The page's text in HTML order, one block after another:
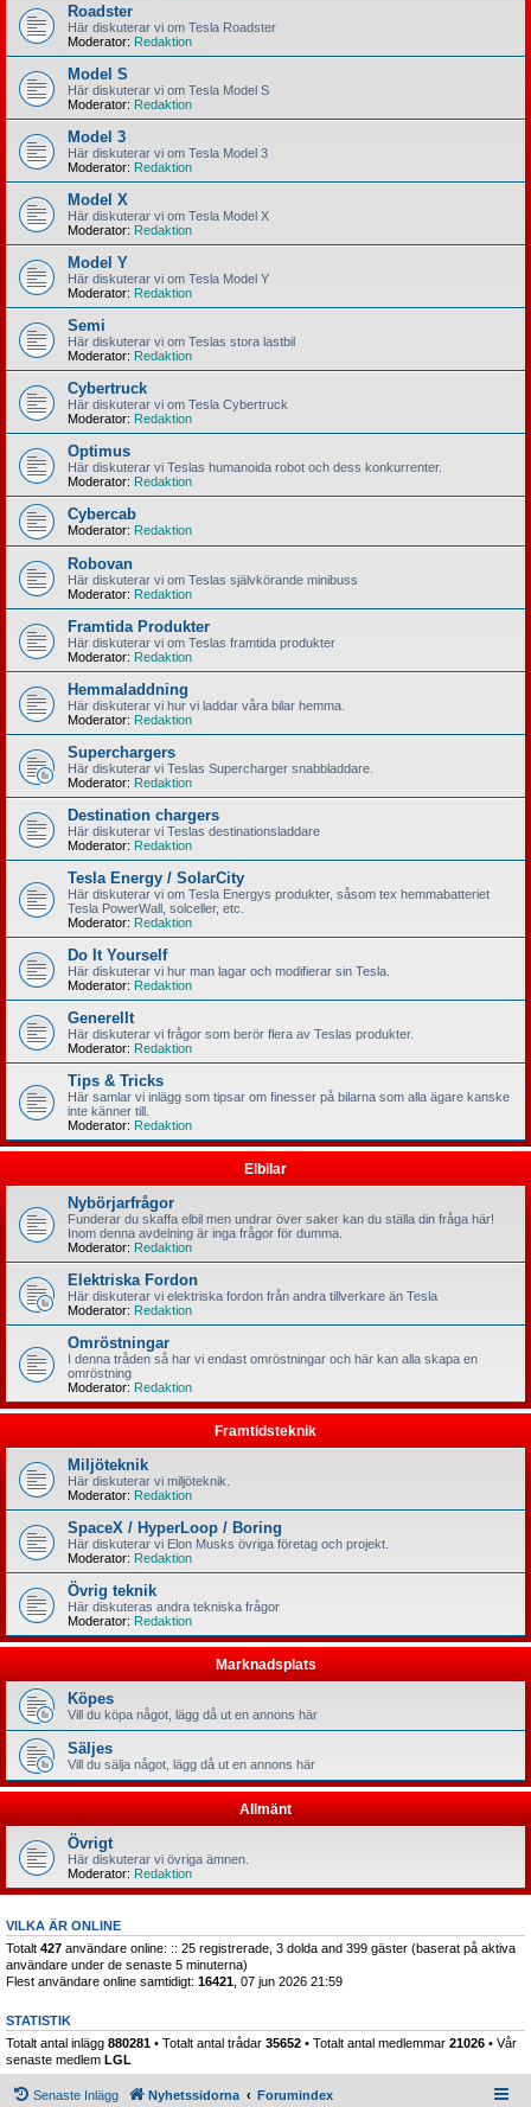
Roadster
Här diskuterar vi om Tesla Roadster
Moderator: Redaktion
Model S
Här diskuterar vi om Tesla Model S
Moderator: Redaktion
Model 3
Här diskuterar vi om Tesla Model 3
Moderator: Redaktion
Model X
Här diskuterar vi om Tesla Model X
Moderator: Redaktion
Model Y
Här diskuterar vi om Tesla Model Y
Moderator: Redaktion
Semi
Här diskuterar vi om Teslas stora lastbil
Moderator: Redaktion
Cybertruck
Här diskuterar vi om Tesla Cybertruck
Moderator: Redaktion
Optimus
Här diskuterar vi Teslas humanoida robot och dess konkurrenter.
Moderator: Redaktion
Cybercab
Moderator: Redaktion
Robovan
Här diskuterar vi om Teslas självkörande minibuss
Moderator: Redaktion
Framtida Produkter
Här diskuterar vi om Teslas framtida produkter
Moderator: Redaktion
Hemmaladdning
Här diskuterar vi hur vi laddar våra bilar hemma.
Moderator: Redaktion
Superchargers
Här diskuterar vi Teslas Supercharger snabbladdare.
Moderator: Redaktion
Destination chargers
Här diskuterar vi Teslas destinationsladdare
Moderator: Redaktion
Tesla Energy / SolarCity
Här diskuterar vi om Tesla Energys produkter, såsom tex hemmabatteriet
Tesla PowerWall, solceller, etc.
Moderator: Redaktion
Do It Yourself
Här diskuterar vi hur man lagar och modifierar sin Tesla.
Moderator: Redaktion
Generellt
Här diskuterar vi frågor som berör flera av Teslas produkter.
Moderator: Redaktion
Tips & Tricks
Här samlar vi inlägg som tipsar om finesser på bilarna som alla ägare kanske
inte känner till.
Moderator: Redaktion
Elbilar
Nybörjarfrågor
Funderar du skaffa elbil men undrar över saker kan du ställa din fråga här!
Inom denna avdelning är inga frågor för dumma.
Moderator: Redaktion
Elektriska Fordon
Här diskuterar vi elektriska fordon från andra tillverkare än Tesla
Moderator: Redaktion
Omröstningar
I denna tråden så har vi endast omröstningar och här kan alla skapa en
omröstning
Moderator: Redaktion
Framtidsteknik
Miljöteknik
Här diskuterar vi miljöteknik.
Moderator: Redaktion
SpaceX / HyperLoop / Boring
Här diskuterar vi Elon Musks övriga företag och projekt.
Moderator: Redaktion
Övrig teknik
Här diskuteras andra tekniska frågor
Moderator: Redaktion
Marknadsplats
Köpes
Vill du köpa något, lägg då ut en annons här
Säljes
Vill du sälja något, lägg då ut en annons här
Allmänt
Övrigt
Här diskuterar vi övriga ämnen.
Moderator: Redaktion
VILKA ÄR ONLINE
Totalt 427 användare online: :: 25 registrerade, 3 dolda and 399 gäster (baserat på aktiva
användare under de senaste 5 minuterna)
Flest användare online samtidigt: 16421 , 07 jun 2026 21:59
STATISTIK
Totalt antal inlägg 880281 • Totalt antal trådar 35652 • Totalt antal medlemmar 21026 • Vår
senaste medlem LGL
Senaste Inlägg Nyhetssidorna Forumindex